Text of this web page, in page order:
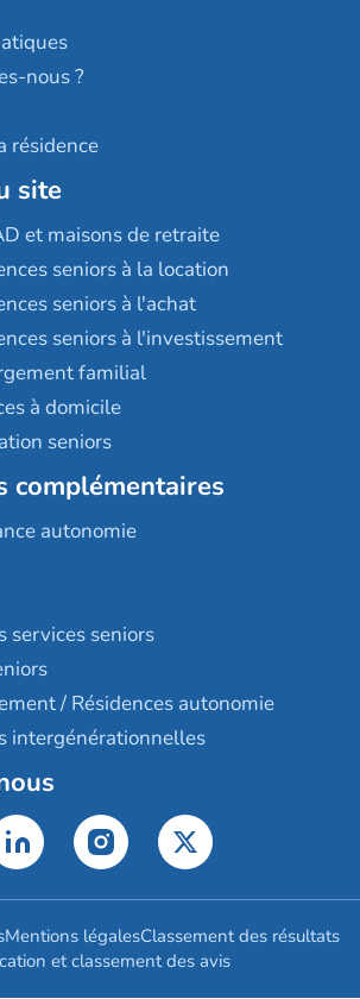
services Villa Médicis
nous ?
résidence
site
et maisons de retraite
seniors à la location
seniors à l'achat
seniors à l'investissement
familial
à domicile
seniors
complémentaires
autonomie
services seniors
/ Résidences autonomie
intergénérationnelles
Mentions légalesClassement des résultats
et classement des avis